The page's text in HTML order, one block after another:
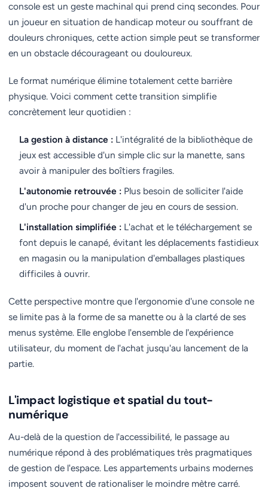
console est un geste machinal qui prend cinq secondes. Pour
un joueur en situation de handicap moteur ou souffrant de
douleurs chroniques, cette action simple peut se transformer
en un obstacle décourageant ou douloureux.
Le format numérique élimine totalement cette barrière
physique. Voici comment cette transition simplifie
concrètement leur quotidien :
La gestion à distance : L'intégralité de la bibliothèque de
jeux est accessible d'un simple clic sur la manette, sans
avoir à manipuler des boîtiers fragiles.
L'autonomie retrouvée : Plus besoin de solliciter l'aide
d'un proche pour changer de jeu en cours de session.
L'installation simplifiée : L'achat et le téléchargement se
font depuis le canapé, évitant les déplacements fastidieux
en magasin ou la manipulation d'emballages plastiques
difficiles à ouvrir.
Cette perspective montre que l'ergonomie d'une console ne
se limite pas à la forme de sa manette ou à la clarté de ses
menus système. Elle englobe l'ensemble de l'expérience
utilisateur, du moment de l'achat jusqu'au lancement de la
partie.
L'impact logistique et spatial du tout-
numérique
Au-delà de la question de l'accessibilité, le passage au
numérique répond à des problématiques très pragmatiques
de gestion de l'espace. Les appartements urbains modernes
imposent souvent de rationaliser le moindre mètre carré.